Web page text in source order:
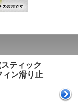
ティック
ン滑り止